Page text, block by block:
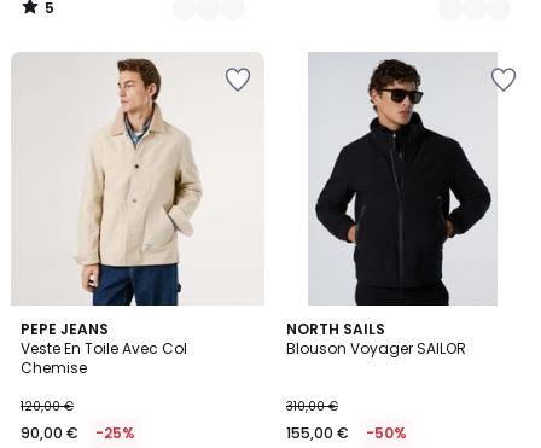
5
/
PEPE JEANS
Veste En Toile Avec Col
Chemise
120,00 €
90,00 € -25%
NORTH SAILS
Blouson Voyager SAILOR
310,00 €
155,00 € -50%
3
Couleurs